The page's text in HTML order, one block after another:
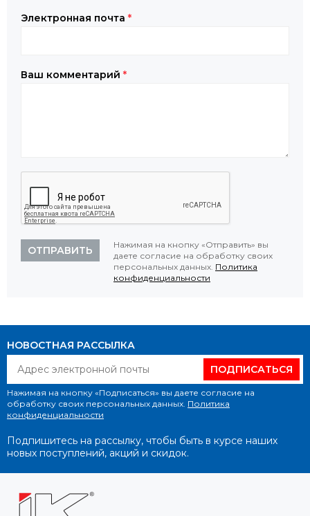
Электронная почта *
Ваш комментарий *
ОТПРАВИТЬ
Нажимая на кнопку «Отправить» вы
даете согласие на обработку своих
персональных данных. Политика
конфиденциальности
НОВОСТНАЯ РАССЫЛКА
ПОДПИСАТЬСЯ
Нажимая на кнопку «Подписаться» вы даете согласие на
обработку своих персональных данных. Политика
конфиденциальности
Подпишитесь на рассылку, чтобы быть в курсе наших
новых поступлений, акций и скидок.